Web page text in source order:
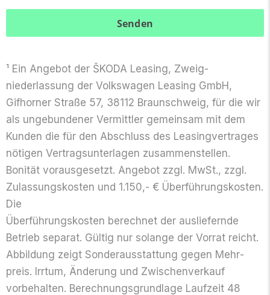
¹ Ein Angebot der ŠKODA Leasing, Zweig­
niederlassung der Volkswagen Leasing GmbH,
Gifhorner Straße 57, 38112 Braun­schweig, für die wir
als ungebundener Vermittler gemeinsam mit dem
Kunden die für den Abschluss des Leasing­vertrages
nötigen Vertrags­unterlagen zusammen­stellen.
Bonität voraus­gesetzt. Angebot zzgl. MwSt., zzgl.
Zulassungs­kosten und 1.150,- € Überführungskosten.
Die
Überführungs­kosten berechnet der ausliefernde
Betrieb separat. Gültig nur solange der Vorrat reicht.
Abbildung zeigt Sonder­ausstattung gegen Mehr­
preis. Irrtum, Änderung und Zwischen­verkauf
vorbehalten. Berechnungs­grundlage Laufzeit 48